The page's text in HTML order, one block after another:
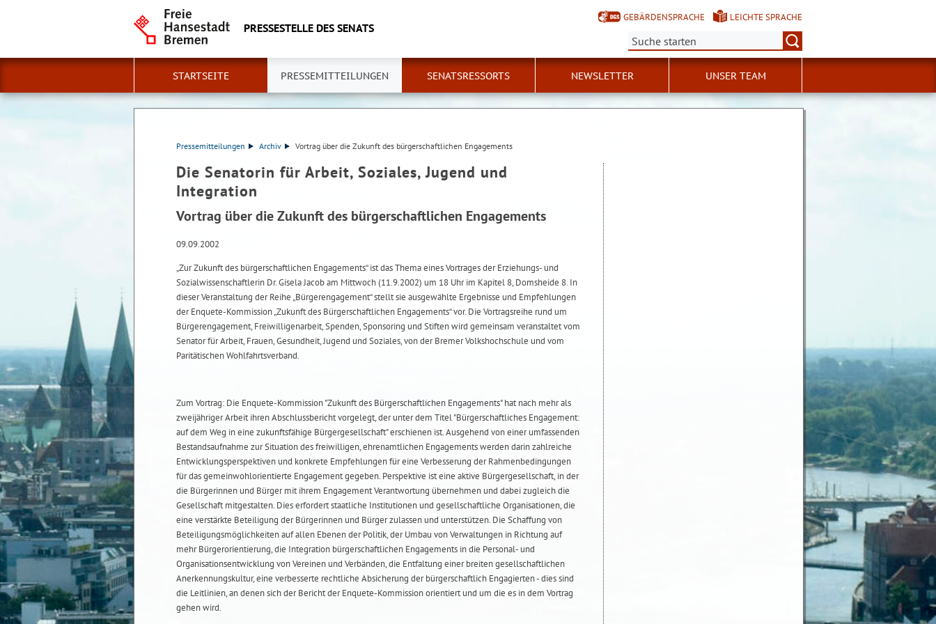
PRESSESTELLE DES SENATS
GEBÄRDENSPRACHE
LEICHTE SPRACHE
Suche:
STARTSEITE PRESSEMITTEILUNGEN SENATSRESSORTS NEWSLETTER UNSER TEAM
Pressemitteilungen Archiv Vortrag über die Zukunft des bürgerschaftlichen Engagements
Die Senatorin für Arbeit, Soziales, Jugend und
Integration
Vortrag über die Zukunft des bürgerschaftlichen Engagements
09.09.2002
„Zur Zukunft des bürgerschaftlichen Engagements“ ist das Thema eines Vortrages der Erziehungs- und
Sozialwissenschaftlerin Dr. Gisela Jacob am Mittwoch (11.9.2002) um 18 Uhr im Kapitel 8, Domsheide 8. In
dieser Veranstaltung der Reihe „Bürgerengagement“ stellt sie ausgewählte Ergebnisse und Empfehlungen
der Enquete-Kommission „Zukunft des Bürgerschaftlichen Engagements“ vor. Die Vortragsreihe rund um
Bürgerengagement, Freiwilligenarbeit, Spenden, Sponsoring und Stiften wird gemeinsam veranstaltet vom
Senator für Arbeit, Frauen, Gesundheit, Jugend und Soziales, von der Bremer Volkshochschule und vom
Paritätischen Wohlfahrtsverband.
Zum Vortrag: Die Enquete-Kommission "Zukunft des Bürgerschaftlichen Engagements" hat nach mehr als
zweijähriger Arbeit ihren Abschlussbericht vorgelegt, der unter dem Titel "Bürgerschaftliches Engagement:
auf dem Weg in eine zukunftsfähige Bürgergesellschaft" erschienen ist. Ausgehend von einer umfassenden
Bestandsaufnahme zur Situation des freiwilligen, ehrenamtlichen Engagements werden darin zahlreiche
Entwicklungsperspektiven und konkrete Empfehlungen für eine Verbesserung der Rahmenbedingungen
für das gemeinwohlorientierte Engagement gegeben. Perspektive ist eine aktive Bürgergesellschaft, in der
die Bürgerinnen und Bürger mit ihrem Engagement Verantwortung übernehmen und dabei zugleich die
Gesellschaft mitgestalten. Dies erfordert staatliche Institutionen und gesellschaftliche Organisationen, die
eine verstärkte Beteiligung der Bürgerinnen und Bürger zulassen und unterstützen. Die Schaffung von
Beteiligungsmöglichkeiten auf allen Ebenen der Politik, der Umbau von Verwaltungen in Richtung auf
mehr Bürgerorientierung, die Integration bürgerschaftlichen Engagements in die Personal- und
Organisationsentwicklung von Vereinen und Verbänden, die Entfaltung einer breiten gesellschaftlichen
Anerkennungskultur, eine verbesserte rechtliche Absicherung der bürgerschaftlich Engagierten - dies sind
die Leitlinien, an denen sich der Bericht der Enquete-Kommission orientiert und um die es in dem Vortrag
gehen wird.